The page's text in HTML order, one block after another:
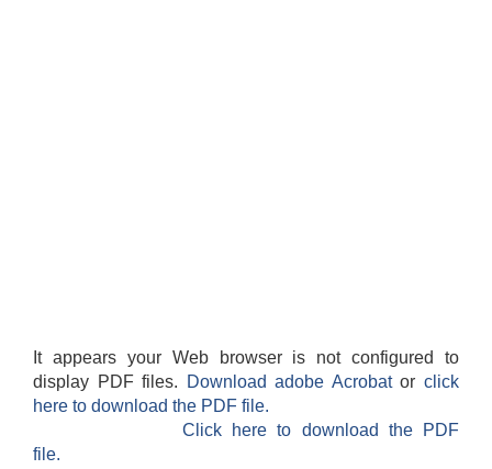
It appears your Web browser is not configured to
display PDF files.
Download adobe Acrobatorclick
here to download the PDF file.
Click here to download the PDF
file.